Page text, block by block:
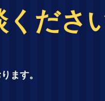
くださ
ます。